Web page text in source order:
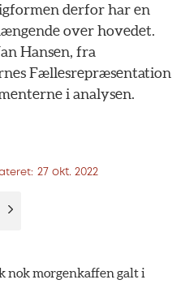
derfor har en
over hovedet.
Hansen, fra
Fællesrepræsentation
i analysen.
27 okt. 2022
nok morgenkaffen galt i